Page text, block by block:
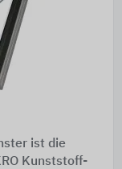
ist die
Kunststoff-